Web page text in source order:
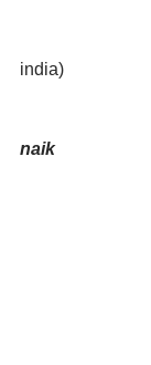
india)
naik